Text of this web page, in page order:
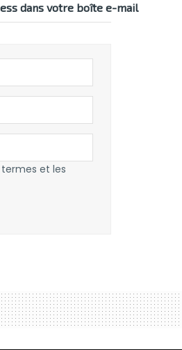
dans votre boîte e-mail
et les